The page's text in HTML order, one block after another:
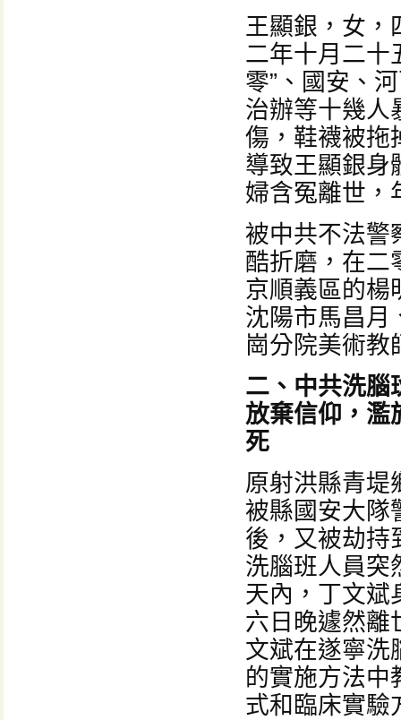
王顯銀，女，
二年十月二十
零”、國安、
治辦等十幾人
傷，鞋襪被拖
導致王顯銀身
婦含冤離世，
被中共不法警
酷折磨，在二
京順義區的楊
沈陽市馬昌月
崗分院美術教
二、中共洗腦
放棄信仰，濫
死
原射洪縣青堤
被縣國安大隊
後，又被劫持
洗腦班人員突
天內，丁文斌
六日晚遽然離
文斌在遂寧洗
的實施方法中
式和臨床實驗